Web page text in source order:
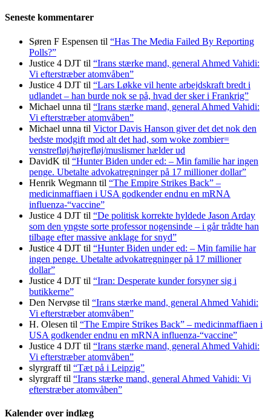
Seneste kommentarer
Søren F Espensen til “Has The Media Failed By Reporting
Polls?”
Justice 4 DJT til “Irans stærke mand, general Ahmed Vahidi:
Vi efterstræber atomvåben”
Justice 4 DJT til “Lars Løkke vil hente arbejdskraft bredt i
udlandet – han burde nok se på, hvad der sker i Frankrig”
Michael unna til “Irans stærke mand, general Ahmed Vahidi:
Vi efterstræber atomvåben”
Michael unna til Victor Davis Hanson giver det det nok den
bedste modgift mod alt det had, som woke zombier=
venstrefløj/højrefløj/muslismer hælder ud
DavidK til “Hunter Biden under ed: – Min familie har ingen
penge. Ubetalte advokat­regninger på 17 millioner dollar”
Henrik Wegmann til “The Empire Strikes Back” –
medicinmaffiaen i USA godkender endnu en mRNA
influenza-“vaccine”
Justice 4 DJT til “De politisk korrekte hyldede Jason Arday
som den yngste sorte professor nogensinde – i går trådte han
tilbage efter massive anklage for snyd”
Justice 4 DJT til “Hunter Biden under ed: – Min familie har
ingen penge. Ubetalte advokat­regninger på 17 millioner
dollar”
Justice 4 DJT til “Iran: Desperate kunder forsyner sig i
butikkerne”
Den Nervøse til “Irans stærke mand, general Ahmed Vahidi:
Vi efterstræber atomvåben”
H. Olesen til “The Empire Strikes Back” – medicinmaffiaen i
USA godkender endnu en mRNA influenza-“vaccine”
Justice 4 DJT til “Irans stærke mand, general Ahmed Vahidi:
Vi efterstræber atomvåben”
slyrgrafftil “Tæt på i Leipzig”
slyrgrafftil “Irans stærke mand, general Ahmed Vahidi: Vi
efterstræber atomvåben”
Kalender over indlæg